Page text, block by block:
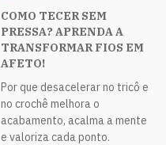
COMO TECER SEM
PRESSA? APRENDA A
TRANSFORMAR FIOS EM
AFETO!
Por que desacelerar no tricô e
no crochê melhora o
acabamento, acalma a mente
e valoriza cada ponto.